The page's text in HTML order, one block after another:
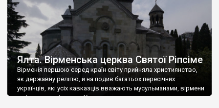
Ялта. Вірменська церква Святої Ріпсіме
Вірменія першою серед країн світу прийняла християнство,
як державну релігію, й на подив багатьох пересічних
українців, які усіх кавказців вважають мусульманами, вірмени
є відданими вірянами Христа